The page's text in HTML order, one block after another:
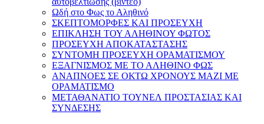
Ωδή στο Φως το Αληθινό
ΣΚΕΠΤΟΜΟΡΦΕΣ ΚΑΙ ΠΡΟΣΕΥΧΗ
ΕΠΙΚΛΗΣΗ ΤΟΥ ΑΛΗΘΙΝΟΥ ΦΩΤΟΣ
ΠΡΟΣΕΥΧΗ ΑΠΟΚΑΤΑΣΤΑΣΗΣ
ΣΥΝΤΟΜΗ ΠΡΟΣΕΥΧΗ ΟΡΑΜΑΤΙΣΜΟΥ
ΕΞΑΓΝΙΣΜΟΣ ΜΕ ΤΟ ΑΛΗΘΙΝΟ ΦΩΣ
ΑΝΑΠΝΟΕΣ ΣΕ ΟΚΤΩ ΧΡΟΝΟΥΣ ΜΑΖΙ ΜΕ
ΟΡΑΜΑΤΙΣΜΟ
ΜΕΤΑΘΑΝΑΤΙΟ ΤΟΥΝΕΛ ΠΡΟΣΤΑΣΙΑΣ ΚΑΙ
ΣΥΝΔΕΣΗΣ